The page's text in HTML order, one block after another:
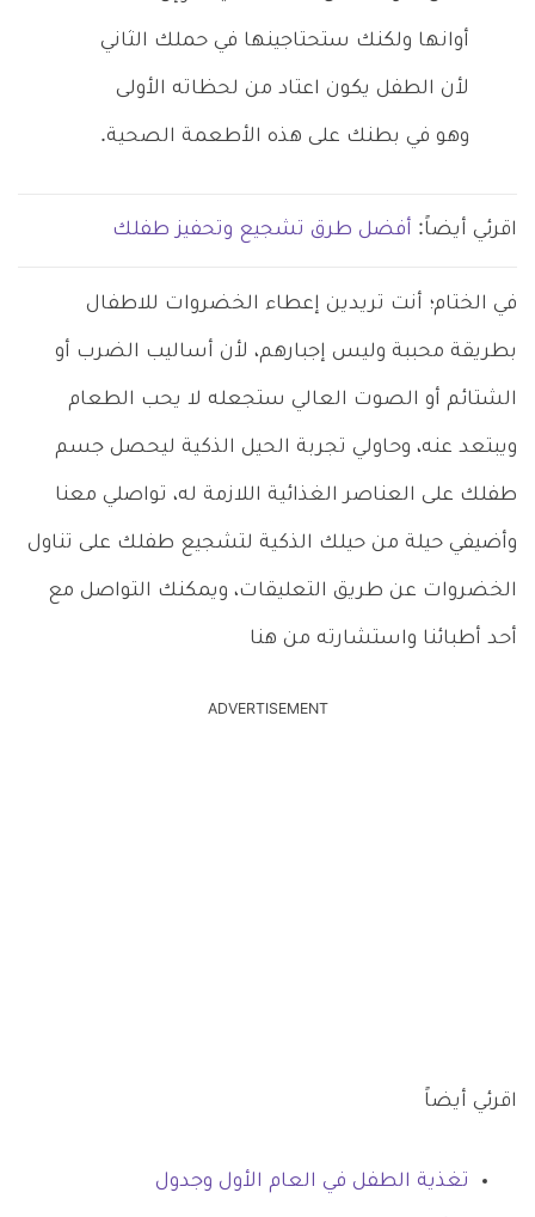
أوانها ولكنك ستحتاجينها في حملك الثاني
لأن الطفل يكون اعتاد من لحظاته الأولى
وهو في بطنك على هذه الأطعمة الصحية.
اقرئي أيضاً: أفضل طرق تشجيع وتحفيز طفلك
في الختام؛ أنت تريدين إعطاء الخضروات للاطفال
بطريقة محببة وليس إجبارهم، لأن أساليب الضرب أو
الشتائم أو الصوت العالي ستجعله لا يحب الطعام
ويبتعد عنه، وحاولي تجربة الحيل الذكية ليحصل جسم
طفلك على العناصر الغذائية اللازمة له، تواصلي معنا
وأضيفي حيلة من حيلك الذكية لتشجيع طفلك على تناول
الخضروات عن طريق التعليقات، ويمكنك التواصل مع
أحد أطبائنا واستشارته من هنا
ADVERTISEMENT
اقرئي أيضاً
تغذية الطفل في العام الأول وجدول